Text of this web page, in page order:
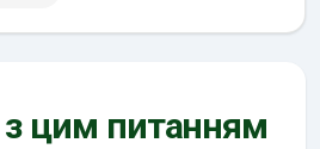
з цим питанням